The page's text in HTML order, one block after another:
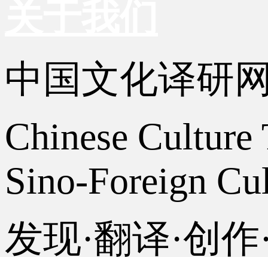
中国文化译研
Chinese
Sino-Foreign
发现·翻译·创